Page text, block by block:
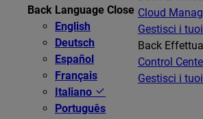
Back Language Close
English
Deutsch
Español
Français
Italiano
Português
Cloud
Gestisci i
Back
Control
Gestisci i